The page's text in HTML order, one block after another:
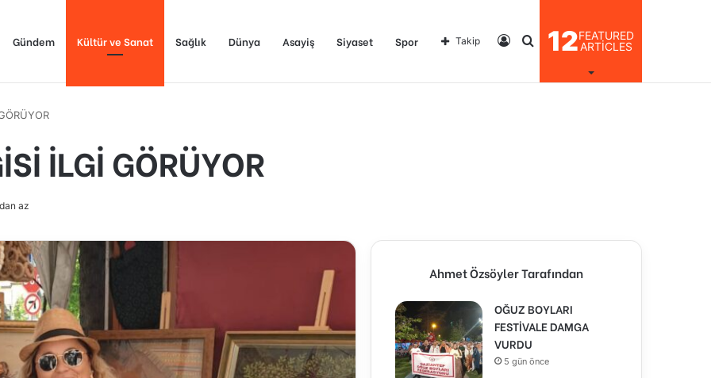
Gündem Kültür ve Sanat Sağlık Dünya Asayiş Siyaset Spor 12FEATURED
ARTICLES
Arama
Kayıt
Takip
İLGİ GÖRÜYOR
az
Ahmet Özsöyler Tarafından
OĞUZ BOYLARI
FESTİVALE DAMGA
VURDU
5 gün önce